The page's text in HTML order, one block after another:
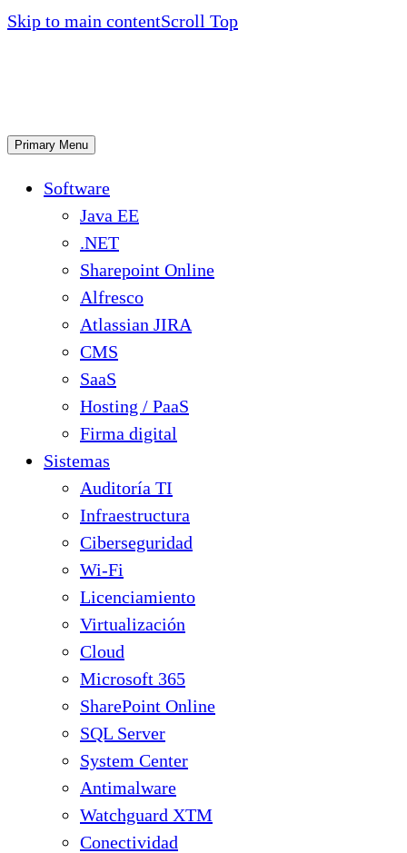
Skip to main contentScroll Top
Primary Menu
Software
Java EE
.NET
Sharepoint Online
Alfresco
Atlassian JIRA
CMS
SaaS
Hosting / PaaS
Firma digital
Sistemas
Auditoría TI
Infraestructura
Ciberseguridad
Wi-Fi
Licenciamiento
Virtualización
Cloud
Microsoft 365
SharePoint Online
SQL Server
System Center
Antimalware
Watchguard XTM
Conectividad